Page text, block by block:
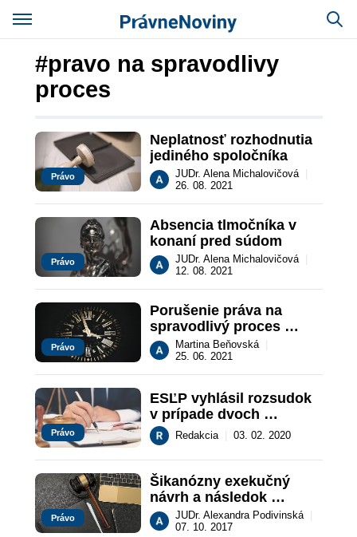
#pravo na spravodlivy
proces
Právo
Neplatnosť rozhodnutia
jediného spoločníka
JUDr. Alena Michalovičová
26. 08. 2021
Právo
Absencia tlmočníka v
konaní pred súdom
JUDr. Alena Michalovičová
12. 08. 2021
Právo
Porušenie práva na
spravodlivý proces
nesprávnym oznámením
miesta  a času
vyhlásenia rozsudku
Martina Beňovská
25. 06. 2021
Právo
ESĽP vyhlásil rozsudok
v prípade dvoch
sťažností týkajúcich sa
neprimeranej dĺžky
konania
Redakcia 03. 02. 2020
Právo
Šikanózny exekučný
návrh a následok
poskytnutia ochrany
JUDr. Alexandra Podivinská
07. 10. 2017